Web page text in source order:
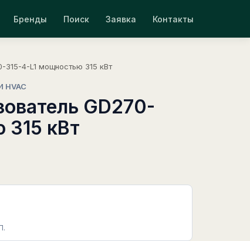
Бренды Поиск Заявка Контакты
315-4-L1 мощностью 315 кВт
GD270-
315 кВт